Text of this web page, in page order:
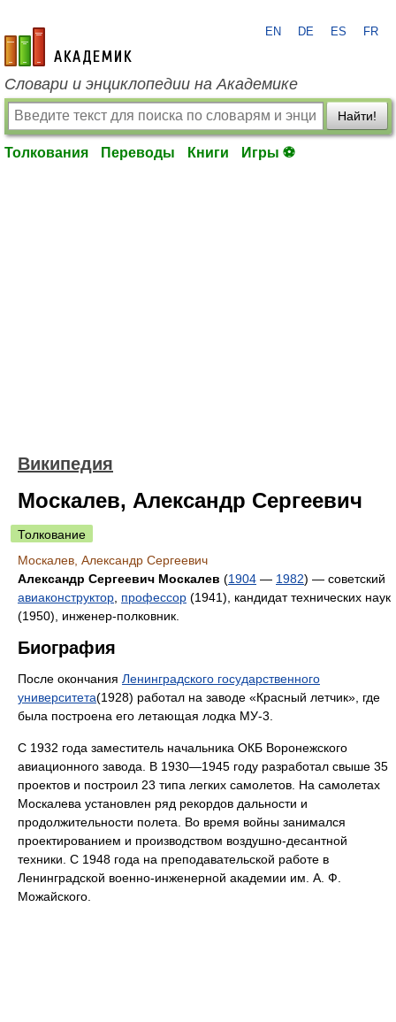
academic.ru
EN DE ES FR
Словари и энциклопедии на Академике
Найти!
Толкования Переводы Книги Игры ⚽
Википедия
Москалев, Александр Сергеевич
Толкование
Москалев, Александр Сергеевич
Александр Сергеевич Москалев (1904 — 1982) — советский
авиаконструктор профессор (1941), кандидат технических наук
(1950), инженер-полковник.
Биография
После окончания Ленинградского государственного
университета(1928) работал на заводе «Красный летчик», где
была построена его летающая лодка МУ-3.
С 1932 года заместитель начальника ОКБ Воронежского
авиационного завода. В 1930—1945 году разработал свыше 35
проектов и построил 23 типа легких самолетов. На самолетах
Москалева установлен ряд рекордов дальности и
продолжительности полета. Во время войны занимался
проектированием и производством воздушно-десантной
техники. С 1948 года на преподавательской работе в
Ленинградской военно-инженерной академии им. А. Ф.
Можайского.